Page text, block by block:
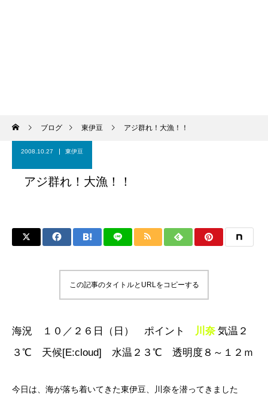
ブログ 東伊豆 アジ群れ！大漁！！
2008.10.27 東伊豆
アジ群れ！大漁！！
この記事のタイトルとURLをコピーする
海況 １０／２６日（日） ポイント 川奈 気温２
３℃ 天候[E:cloud] 水温２３℃ 透明度８～１２ｍ
今日は、海が落ち着いてきた東伊豆、川奈を潜ってきました